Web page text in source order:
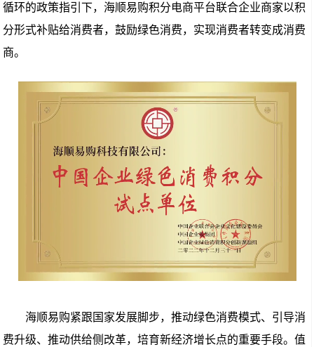
循环的政策指引下，海顺易购积分电商平台联合企业商家以积
分形式补贴给消费者，鼓励绿色消费，实现消费者转变成消费
商。
海顺易购紧跟国家发展脚步，推动绿色消费模式、引导消
费升级、推动供给侧改革，培育新经济增长点的重要手段。值